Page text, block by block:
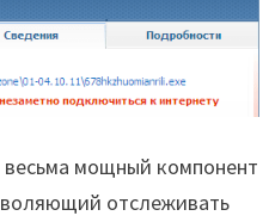
мощный компонент
отслеживать